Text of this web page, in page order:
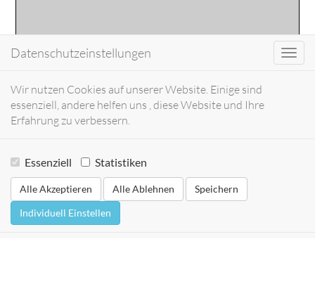
Datenschutzeinstellungen
Wir nutzen Cookies auf unserer Website. Einige sind
essenziell, andere helfen uns , diese Website und Ihre
Erfahrung zu verbessern.
Essenziell Statistiken
Alle Akzeptieren Alle Ablehnen
Speichern
Individuell Einstellen